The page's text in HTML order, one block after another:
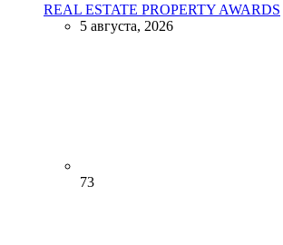
REAL ESTATE PROPERTY AWARDS
5 августа, 2026
73